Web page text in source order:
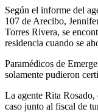
Según el informe del
107 de Arecibo,
Torres Rivera, se
residencia cuando se
Paramédicos de
solamente pudieron
La agente Rita
caso junto al fiscal de